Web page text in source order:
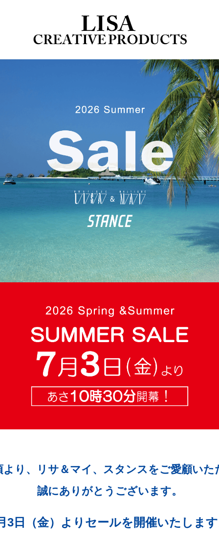
より、リサ＆マイ、スタンスをご愛顧いた
誠にありがとうございます。
3日（金）よりセールを開催いたします